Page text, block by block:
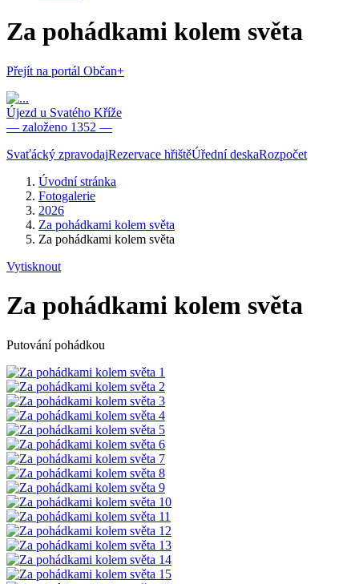
Za pohádkami kolem světa
Přejít na portál Občan+
Újezd u Svatého Kříže
— založeno 1352 —
Svaťácký zpravodajRezervace hřištěÚřední deskaRozpočet
Úvodní stránka
Fotogalerie
2026
Za pohádkami kolem světa
Za pohádkami kolem světa
Vytisknout
Za pohádkami kolem světa
Putování pohádkou